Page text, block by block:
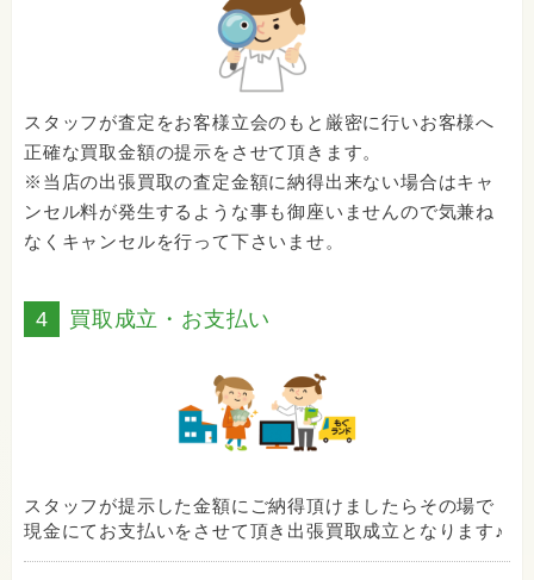
スタッフが査定をお客様立会のもと厳密に行いお客様へ
正確な買取金額の提示をさせて頂きます。
※当店の出張買取の査定金額に納得出来ない場合はキャ
ンセル料が発生するような事も御座いませんので気兼ね
なくキャンセルを行って下さいませ。
4 買取成立・お支払い
スタッフが提示した金額にご納得頂けましたらその場で
現金にてお支払いをさせて頂き出張買取成立となります♪